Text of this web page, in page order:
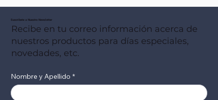
Suscribete a Nuestro Newsletter
Recibe en tu correo información acerca de
nuestros productos para días especiales,
novedades, etc.
Nombre y Apellido *